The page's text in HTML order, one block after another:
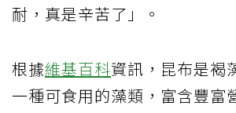
耐，真是辛苦了」。
根據維基百科資訊，昆布是褐
一種可食用的藻類，富含豐富